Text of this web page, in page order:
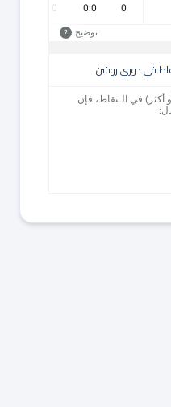
0
0:0
0
توضيح ?
في دوري روشن
أكثر) في الـنقاط، فإن